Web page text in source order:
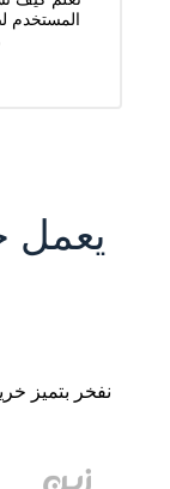
المستخدم
يعمل
نفخر بتميز